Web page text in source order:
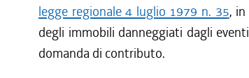
legge regionale 4 luglio 1979 n. 35,
degli immobili danneggiati dagli
domanda di contributo.